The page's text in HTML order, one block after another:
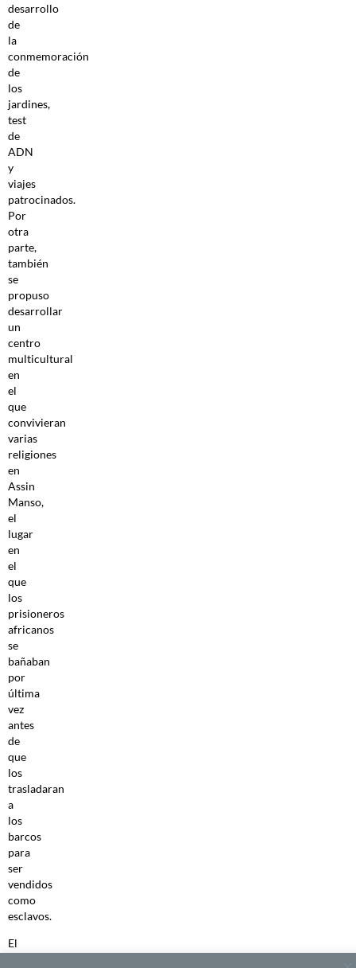
desarrollo
de
la
conmemoración
de
los
jardines,
test
de
ADN
y
viajes
patrocinados.
Por
otra
parte,
también
se
propuso
desarrollar
un
centro
multicultural
en
el
que
convivieran
varias
religiones
en
Assin
Manso,
el
lugar
en
el
que
los
prisioneros
africanos
se
bañaban
por
última
vez
antes
de
que
los
trasladaran
a
los
barcos
para
ser
vendidos
como
esclavos.
El